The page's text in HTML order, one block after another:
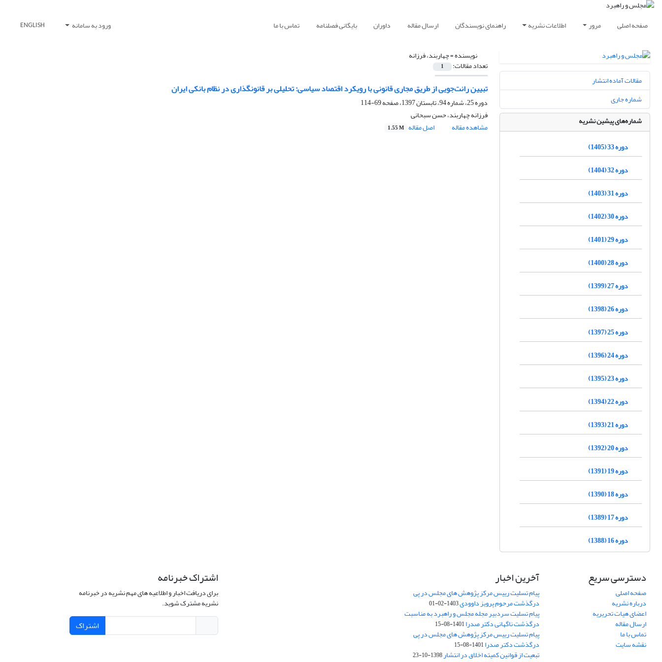
صفحه اصلی مرور اطلاعات نشریه راهنمای نویسندگان ارسال مقاله داوران بایگانی فصلنامه تماس با ما ورود به سامانه ENGLISH
نویسنده =چهاربند، فرزانه
تعداد مقالات: 1
تبیین رانت‌جویی از طریق مجاری قانونی با رویکرد اقتصاد سیاسی: تحلیلی بر قانونگذاری در نظام بانکی ایران
دوره 25، شماره 94، تابستان 1397، صفحه
69-114
فرزانه چهاربند، حسن سبحانی
مشاهده مقاله
اصل مقاله 1.55 M
مقالات آماده انتشار
شماره جاری
شماره‌های پیشین نشریه
دوره 33 (1405)
دوره 32 (1404)
دوره 31 (1403)
دوره 30 (1402)
دوره 29 (1401)
دوره 28 (1400)
دوره 27 (1399)
دوره 26 (1398)
دوره 25 (1397)
دوره 24 (1396)
دوره 23 (1395)
دوره 22 (1394)
دوره 21 (1393)
دوره 20 (1392)
دوره 19 (1391)
دوره 18 (1390)
دوره 17 (1389)
دوره 16 (1388)
دسترسی سریع
صفحه اصلی
درباره نشریه
اعضای هیات تحریریه
ارسال مقاله
تماس با ما
نقشه سایت
آخرین اخبار
پیام تسلیت رییس مرکز پژوهش های مجلس در پی
درگذشت مرحوم پرویز داوودی1403-02-01
پیام تسلیت سردبیر مجله مجلس و راهبرد به مناسبت
درگذشت ناگهانی دکتر صدرا1401-08-15
پیام تسلیت رییس مرکز پژوهش های مجلس در پی
درگذشت دکتر صدرا1401-08-15
تبعیت از قوانین کمیته اخلاق در انتشار1398-10-23
اشتراک خبرنامه
برای دریافت اخبار و اطلاعیه های مهم نشریه در خبرنامه
نشریه مشترک شوید.
اشتراک